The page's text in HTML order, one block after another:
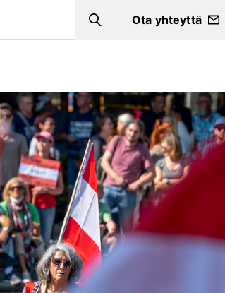
Search
Ota yhteyttä